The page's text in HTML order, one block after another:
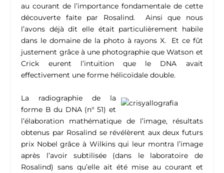
au courant de l’importance fondamentale de cette
découverte faite par Rosalind. Ainsi que nous
l’avons déjà dit elle était particulièrement habile
dans le domaine de la photo à rayons X. Et ce fût
justement grâce à une photographie que Watson et
Crick eurent l’intuition que le DNA avait
effectivement une forme hélicoïdale double.
La radiographie de la
forme B du DNA (n° 51) et
l’élaboration mathématique de l’image, résultats
obtenus par Rosalind se révélèrent aux deux futurs
prix Nobel grâce à Wilkins qui leur montra l’image
après l’avoir subtilisée (dans le laboratoire de
Rosalind) sans qu’elle ait été mise au courant et